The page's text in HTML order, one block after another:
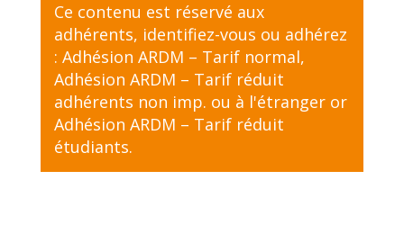
Ce contenu est réservé aux
adhérents, identifiez-vous ou adhérez
: Adhésion ARDM – Tarif normal,
Adhésion ARDM – Tarif réduit
adhérents non imp. ou à l'étrangeror
Adhésion ARDM – Tarif réduit
étudiants.